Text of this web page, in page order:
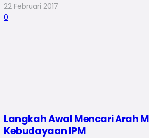
22 Februari 2017
0
Langkah Awal Mencari Arah
Kebudayaan IPM